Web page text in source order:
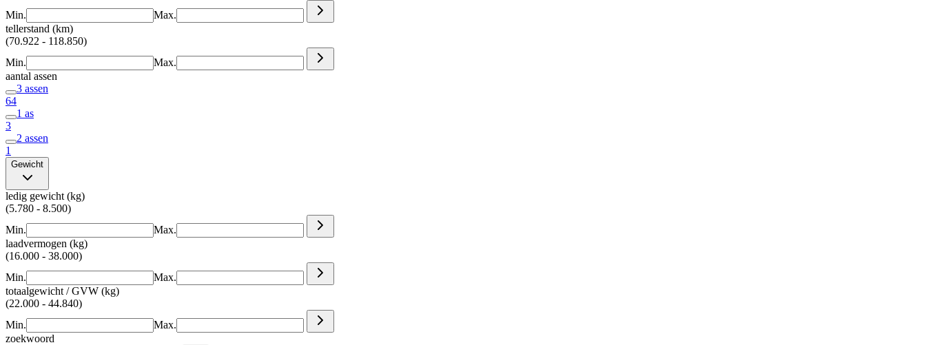
Min.
Max.
tellerstand (km)
(70.922 - 118.850)
Min.
Max.
aantal assen
3 assen
64
1 as
3
2 assen
1
Gewicht
ledig gewicht (kg)
(5.780 - 8.500)
Min.
Max.
laadvermogen (kg)
(16.000 - 38.000)
Min.
Max.
totaalgewicht / GVW (kg)
(22.000 - 44.840)
Min.
Max.
zoekwoord